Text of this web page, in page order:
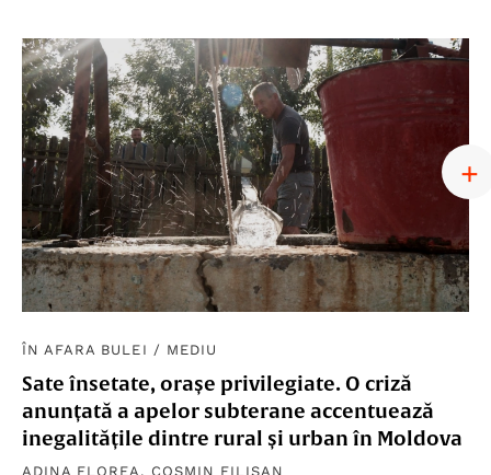
ÎN AFARA BULEI / MEDIU
Sate însetate, orașe privilegiate. O criză
anunțată a apelor subterane accentuează
inegalitățile dintre rural și urban în Moldova
ADINA FLOREA , COSMIN FILIȘAN